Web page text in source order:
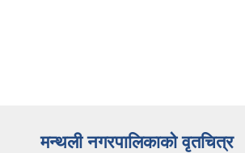
मन्थली नगरपालिकाको वृतचित्र